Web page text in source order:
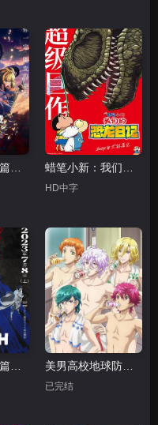
HD中字
死神千年血战篇第二季 美男高校地球防卫部HAPPY KISS!
已完结